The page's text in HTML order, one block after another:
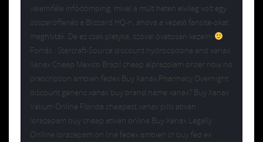
valamiféle infódömping, mivel a múlt héten elvileg volt egy
összeröffenés a Blizzard HQ-n, ahova a vezető fansite-okat
meghívták. De ez csak pletyka, szóval óvatosan kezelni
Forrás : Starcraft-Source discount hydrocodone and xanax
Xanax Cheap Mexico Brazil cheap alprazolam order now no
prescription ambien fedex Buy Xanax Pharmacy Overnight
discount generic xanax buy brand name xanax? Buy Xanax
Valium Online Florida cheapest xanax pills ativan
lorazepam buy cheap ativan online Buy Xanax Legally
Onlline lorazepam on line fedex ambien cr buy fed ex